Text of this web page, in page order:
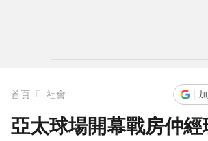
首頁 社會
亞太球場開幕戰房仲經